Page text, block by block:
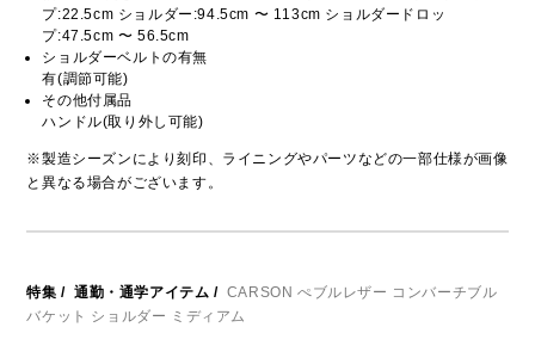
プ:22.5cm ショルダー:94.5cm 〜 113cm ショルダードロッ
プ:47.5cm 〜 56.5cm
ショルダーベルトの有無
有(調節可能)
その他付属品
ハンドル(取り外し可能)
※製造シーズンにより刻印、ライニングやパーツなどの一部仕様が画像
と異なる場合がございます。
特集 / 通勤・通学アイテム / CARSON ぺブルレザー コンバーチブル
バケット ショルダー ミディアム